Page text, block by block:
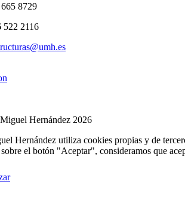
8729
522 2116
Hernández 2026
Hernández utiliza cookies propias y de
el botón "Aceptar", consideramos que